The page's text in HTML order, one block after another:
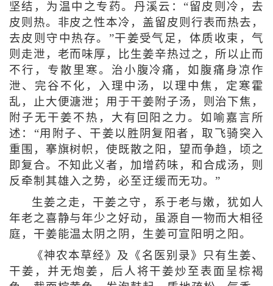
坚结，为温中之专药。丹溪云：“留皮则冷，去
皮则热。非皮之性本冷，盖留皮则行表而热去，
去皮则守中热存。”干姜受气足，体质收束，气
则走泄，老而味厚，比生姜辛热过之，所以止而
不行，专散里寒。治小腹冷痛，如腹痛身凉作
泄、完谷不化，入理中汤，以理中焦，定寒霍
乱，止大便溏泄；用于干姜附子汤，则治下焦，
附子无干姜不热，大有回阳之力。如喻嘉言所
述：“用附子、干姜以胜阴复阳者，取飞骑突入
重围，搴旗树帜，使既散之阳，望而争趋，顷之
即复合。不知此义者，加增药味，和合成汤，则
反牵制其雄入之势，必至迂缓而无功。”
生姜之走，干姜之守，系于老与嫩，犹如人
年老之喜静与年少之好动，虽源自一物而大相径
庭，干姜能温太阴之阴，生姜可宣阳明之阳。
《神农本草经》及《名医别录》只有生姜、
干姜，并无炮姜，后人将干姜炒至表面呈棕褐